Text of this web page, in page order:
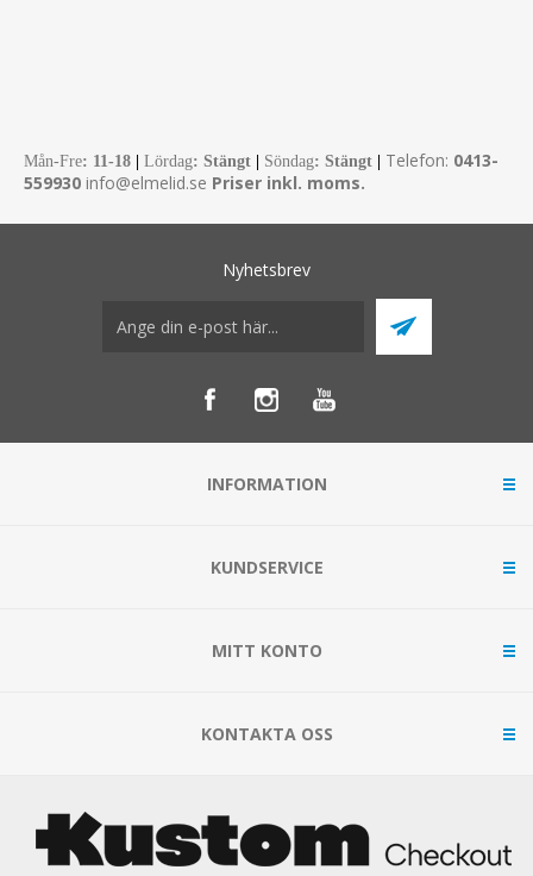
Mån-Fre: 11-18 | Lördag: Stängt | Söndag: Stängt | Telefon: 0413-
559930 info@elmelid.se Priser inkl. moms.
Nyhetsbrev
INFORMATION
KUNDSERVICE
MITT KONTO
KONTAKTA OSS